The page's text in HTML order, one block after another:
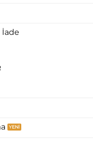
İade